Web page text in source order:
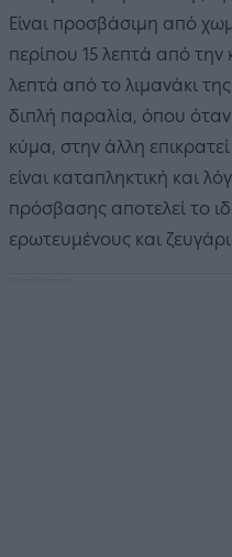
Είναι προσβάσιμη από
περίπου 15 λεπτά από
λεπτά από το λιμανάκι
διπλή παραλία, όπου
κύμα, στην άλλη
είναι καταπληκτική και
πρόσβασης αποτελεί το
ερωτευμένους και